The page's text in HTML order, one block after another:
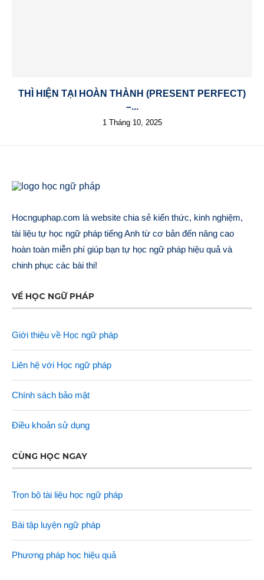
THÌ HIỆN TẠI HOÀN THÀNH (PRESENT PERFECT)
–...
1 Tháng 10, 2025
Hocnguphap.com là website chia sẻ kiến thức, kinh nghiệm,
tài liệu tự học ngữ pháp tiếng Anh từ cơ bản đến nâng cao
hoàn toàn miễn phí giúp bạn tự học ngữ pháp hiệu quả và
chinh phục các bài thi!
VỀ HỌC NGỮ PHÁP
Giới thiệu về Học ngữ pháp
Liên hệ với Học ngữ pháp
Chính sách bảo mật
Điều khoản sử dụng
CÙNG HỌC NGAY
Trọn bộ tài liệu học ngữ pháp
Bài tập luyện ngữ pháp
Phương pháp học hiệu quả